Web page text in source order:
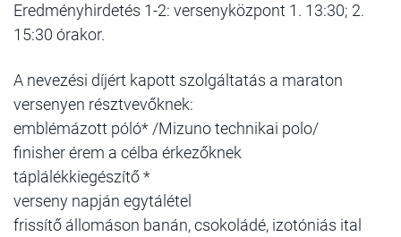
Eredményhirdetés 1-2: versenyközpont 1. 13:30; 2.
15:30 órakor.
A nevezési díjért kapott szolgáltatás a maraton
versenyen résztvevőknek:
emblémázott póló* /Mizuno technikai polo/
finisher érem a célba érkezőknek
táplálékkiegészítő *
verseny napján egytálétel
frissítő állomáson banán, csokoládé, izotóniás ital